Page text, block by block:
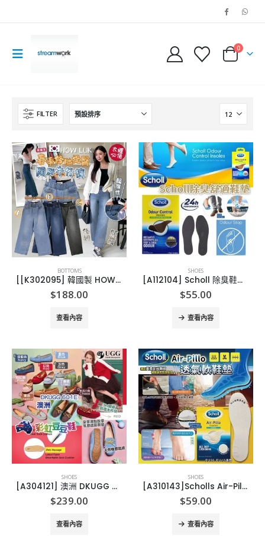
0
FILTER
BOTTOMS
[[K302095] 韓國製 HOWLUK 皇牌濶腳牛仔褲
$188.00
查看內容
SHOES
[A112104] Scholl 除臭鞋墊(1套3對)
$55.00
查看內容
SHOES
[A304121] 澳洲 DKUGG 601E 彩虹豆豆鞋
$239.00
查看內容
SHOES
[A310143]Scholls Air-Pillo 透氣軟鞋墊 (1套2雙)
$59.00
查看內容